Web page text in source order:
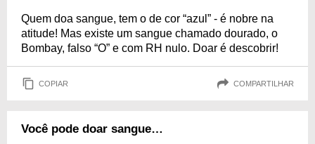
Quem doa sangue, tem o de cor “azul” - é nobre na
atitude! Mas existe um sangue chamado dourado, o
Bombay, falso “O” e com RH nulo. Doar é descobrir!
COPIAR COMPARTILHAR
Você pode doar sangue…